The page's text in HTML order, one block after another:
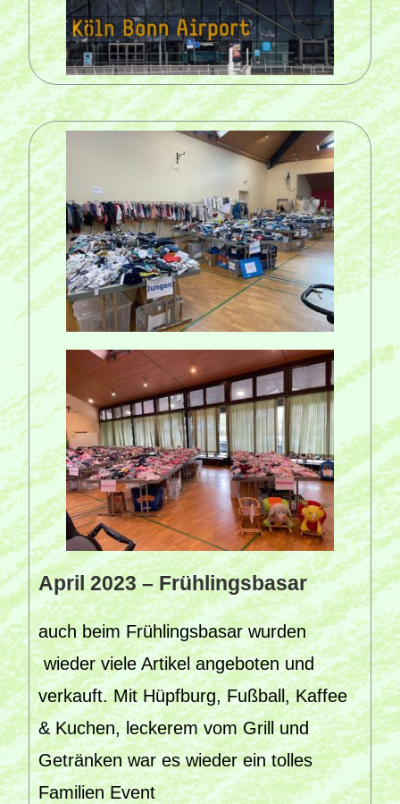
April 2023 – Frühlingsbasar
auch beim Frühlingsbasar wurden
wieder viele Artikel angeboten und
verkauft. Mit Hüpfburg, Fußball, Kaffee
& Kuchen, leckerem vom Grill und
Getränken war es wieder ein tolles
Familien Event